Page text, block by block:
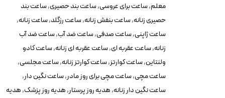
معلم,ساعت برای عروسی,ساعت بند حصیری,ساعت بند
حصیری زنانه,ساعت بنفش زنانه,ساعت رزگلد,ساعت زنانه,
ساعت ژاپنی,ساعت صدفی,ساعت ضد آب,ساعت ضد آب
زنانه,ساعت عقربه ای,ساعت عقربه ای زنانه,ساعت کادو
ولنتاین,ساعت کوارتز,ساعت کوارتز زنانه,ساعت مجلسی,
ساعت مچی,ساعت مچی برای روز مادر,ساعت نگین دار,
ساعت نگین دار زنانه,هدیه روز پرستار,هدیه روز پزشک,هدیه